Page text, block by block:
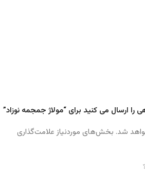
را ارسال می کنید برای “مولاژ جمجمه نوزاد”
شد. بخش‌های موردنیاز علامت‌گذاری